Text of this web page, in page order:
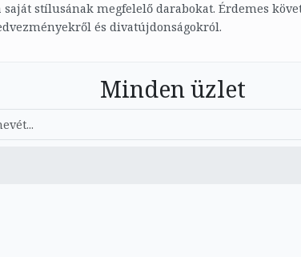
stílusának megfelelő darabokat. Érdemes
és divatújdonságokról.
Minden üzlet